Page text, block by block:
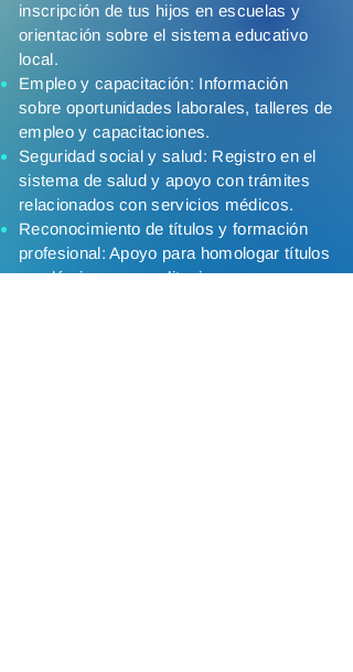
inscripción de tus hijos en escuelas y
orientación sobre el sistema educativo
local.
Empleo y capacitación: Información
sobre oportunidades laborales, talleres de
empleo y capacitaciones.
Seguridad social y salud: Registro en el
sistema de salud y apoyo con trámites
relacionados con servicios médicos.
Reconocimiento de títulos y formación
profesional: Apoyo para homologar títulos
académicos o acreditaciones